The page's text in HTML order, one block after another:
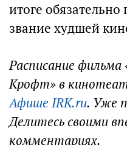
итоге
звание худшей
Расписание фильма
Крофт» в
Афише IRK.ru. Уже
Делитесь своими
комментариях.